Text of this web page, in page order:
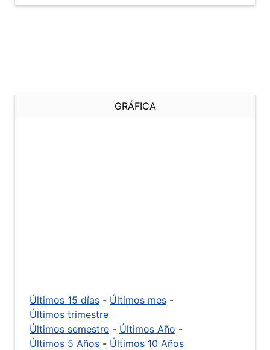
GRÁFICA
Últimos 15 días - Últimos mes -
Últimos trimestre
Últimos semestre - Últimos Año -
Últimos 5 Años - Últimos 10 Años